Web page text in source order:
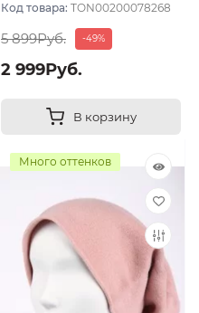
Код товара: TON00200078268
5 899Руб. -49%
2 999Руб.
В корзину
Много оттенков